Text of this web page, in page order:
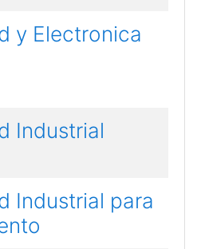
y Electronica
Industrial
Industrial para